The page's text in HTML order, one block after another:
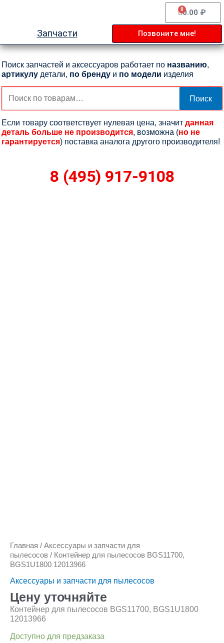
0.00 ₽
0
Cart
Запчасти Позвоните мне!
Поиск запчастей и аксессуаров работает по названию,
артикулу детали, по бренду и по модели изделия
Искать:
Поиск
Если товару соответствует нулевая цена, значит данная
деталь больше не производится, возможна (но не
гарантируется) поставка аналога другого производителя!
8 (495) 917-9108
Главная / Аксессуары и запчасти для
пылесосов / Контейнер для пылесосов BGS11700,
BGS1U1800 12013966
Аксессуары и запчасти для пылесосов
Цену уточняйте
Контейнер для пылесосов BGS11700, BGS1U1800
12013966
Доступно для предзаказа